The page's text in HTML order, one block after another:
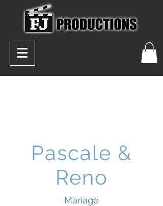
Pascale &
Reno
Mariage